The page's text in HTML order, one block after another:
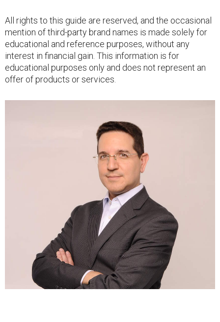
All rights to this guide are reserved, and the occasional
mention of third-party brand names is made solely for
educational and reference purposes, without any
interest in financial gain. This information is for
educational purposes only and does not represent an
offer of products or services.